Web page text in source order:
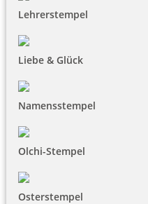
Lehrerstempel
Liebe & Glück
Namensstempel
Olchi-Stempel
Osterstempel